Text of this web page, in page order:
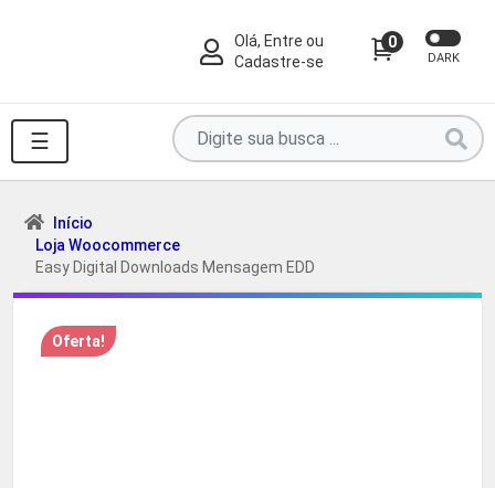
Olá, Entre ou
Cadastre-se
0
DARK
☰
Pesquise
por
produtos
...
Início
Loja Woocommerce
Easy Digital Downloads Mensagem EDD
Oferta!